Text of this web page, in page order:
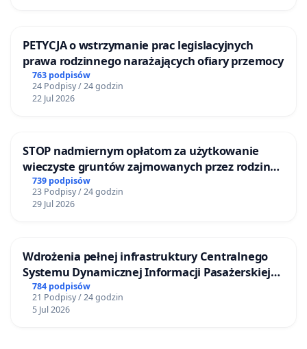
PETYCJA o wstrzymanie prac legislacyjnych
prawa rodzinnego narażających ofiary przemocy
763 podpisów
24 Podpisy / 24 godzin
22 Jul 2026
STOP nadmiernym opłatom za użytkowanie
wieczyste gruntów zajmowanych przez rodzinne
ogrody działkowe.
739 podpisów
23 Podpisy / 24 godzin
29 Jul 2026
Wdrożenia pełnej infrastruktury Centralnego
Systemu Dynamicznej Informacji Pasażerskiej
(CSDiP) na stacji kolejowej w Łomży
784 podpisów
21 Podpisy / 24 godzin
5 Jul 2026